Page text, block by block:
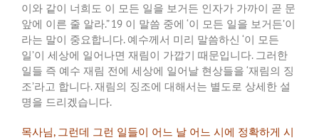
이와 같이 너희도 이 모든 일을 보거든 인자가 가까이 곧 문
앞에 이른 줄 알라.” 19 이 말씀 중에 ‘이 모든 일을 보거든’이
라는 말이 중요합니다. 예수께서 미리 말씀하신 ‘이 모든
일’이 세상에 일어나면 재림이 가깝기 때문입니다. 그러한
일들 즉 예수 재림 전에 세상에 일어날 현상들을 ‘재림의 징
조’라고 합니다.재림의 징조에 대해서는 별도로 상세한 설
명을 드리겠습니다.
목사님, 그런데 그런 일들이 어느 날 어느 시에 정확하게 시